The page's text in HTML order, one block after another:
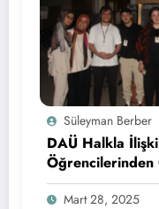
Süleyman Berber
DAÜ Halkla
Öğrencilerinden
Mart 28, 2025